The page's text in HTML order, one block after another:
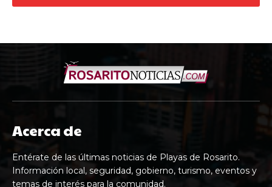
Acerca de
Entérate de las últimas noticias de Playas de Rosarito.
Información local, seguridad, gobierno, turismo, eventos y
temas de interés para la comunidad.